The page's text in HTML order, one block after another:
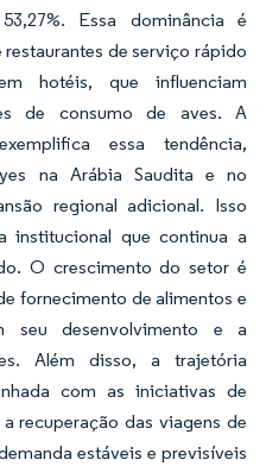
Essa dominância é
de serviço rápido
hotéis, que influenciam
de consumo de aves. A
essa tendência,
na Arábia Saudita e no
regional adicional. Isso
institucional que continua a
O crescimento do setor é
fornecimento de alimentos e
seu desenvolvimento e a
Além disso, a trajetória
com as iniciativas de
recuperação das viagens de
estáveis e previsíveis